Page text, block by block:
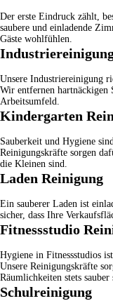
Der erste Eindruck zählt,
saubere und einladende
Gäste wohlfühlen.
Unsere Industriereinigung
Wir entfernen hartnäckigen
Arbeitsumfeld.
Kindergarten
Sauberkeit und Hygiene
Reinigungskräfte sorgen
die Kleinen sind.
Laden Reinigung
Ein sauberer Laden ist
sicher, dass Ihre
Fitnessstudio
Hygiene in Fitnessstudios
Unsere Reinigungskräfte
Räumlichkeiten stets sauber
Schulreinigung